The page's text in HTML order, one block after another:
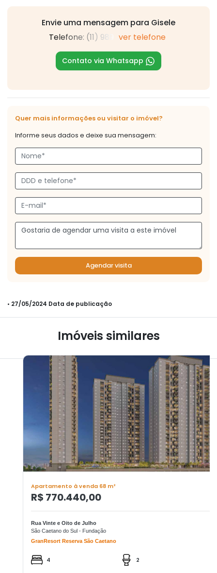
Envie uma mensagem para Gisele
Telefone: (11) 989
ver telefone
Contato via Whatsapp
Quer mais informações ou visitar o imóvel?
Informe seus dados e deixe sua mensagem:
Agendar visita
• 27/05/2024 Data de publicação
Imóveis similares
Apartamento à venda 68 m²
R$ 770.440,00
Rua Vinte e Oito de Julho
São Caetano do Sul - Fundação
GranResort Reserva São Caetano
4 2